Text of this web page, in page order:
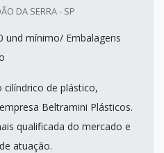
DA SERRA - SP
und mínimo/ Embalagens
cilíndrico de plástico,
Beltramini Plásticos.
qualificada do mercado e
atuação.